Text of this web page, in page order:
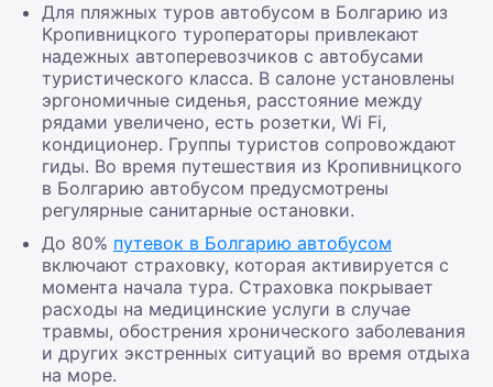
Для пляжных туров автобусом в Болгарию из
Кропивницкого туроператоры привлекают
надежных автоперевозчиков с автобусами
туристического класса. В салоне установлены
эргономичные сиденья, расстояние между
рядами увеличено, есть розетки, Wi Fi,
кондиционер. Группы туристов сопровождают
гиды. Во время путешествия из Кропивницкого
в Болгарию автобусом предусмотрены
регулярные санитарные остановки.
До 80% путевок в Болгарию автобусом
включают страховку, которая активируется с
момента начала тура. Страховка покрывает
расходы на медицинские услуги в случае
травмы, обострения хронического заболевания
и других экстренных ситуаций во время отдыха
на море.